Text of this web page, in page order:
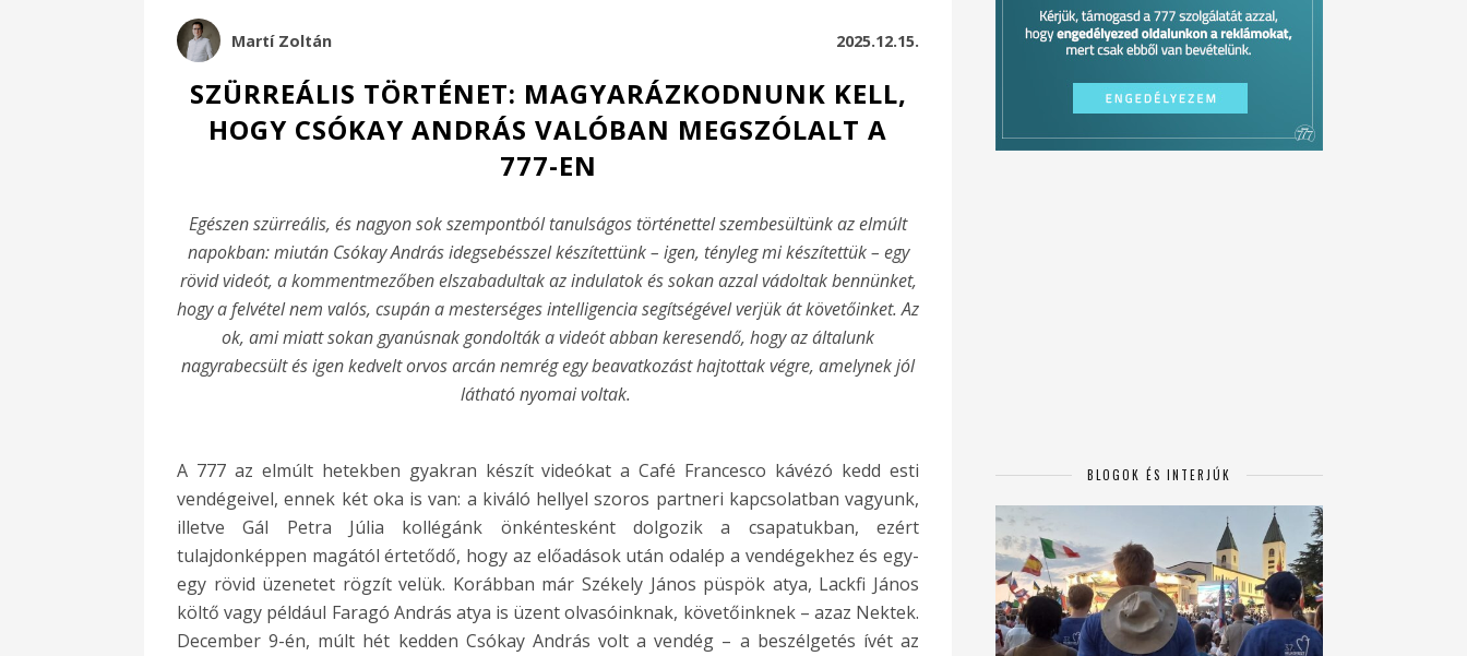
Martí Zoltán 2025.12.15.
SZÜRREÁLIS TÖRTÉNET: MAGYARÁZKODNUNK KELL,
HOGY CSÓKAY ANDRÁS VALÓBAN MEGSZÓLALT A
777-EN
Egészen szürreális, és nagyon sok szempontból tanulságos történettel szembesültünk az elmúlt
napokban: miután Csókay András idegsebésszel készítettünk – igen, tényleg mi készítettük – egy
rövid videót, a kommentmezőben elszabadultak az indulatok és sokan azzal vádoltak bennünket,
hogy a felvétel nem valós, csupán a mesterséges intelligencia segítségével verjük át követőinket. Az
ok, ami miatt sokan gyanúsnak gondolták a videót abban keresendő, hogy az általunk
nagyrabecsült és igen kedvelt orvos arcán nemrég egy beavatkozást hajtottak végre, amelynek jól
látható nyomai voltak.
A 777 az elmúlt hetekben gyakran készít videókat a Café Francesco kávézó kedd esti
vendégeivel, ennek két oka is van: a kiváló hellyel szoros partneri kapcsolatban vagyunk,
illetve Gál Petra Júlia kollégánk önkéntesként dolgozik a csapatukban, ezért
tulajdonképpen magától értetődő, hogy az előadások után odalép a vendégekhez és egy-
egy rövid üzenetet rögzít velük. Korábban már Székely János püspök atya, Lackfi János
költő vagy például Faragó András atya is üzent olvasóinknak, követőinknek – azaz Nektek.
December 9-én, múlt hét kedden Csókay András volt a vendég – a beszélgetés ívét az
BLOGOK ÉS INTERJÚK